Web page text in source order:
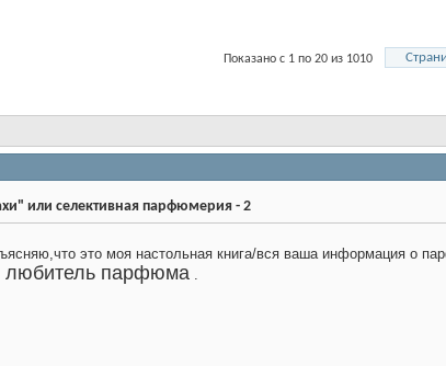
Показано с 1 по 20 из 1010
или селективная парфюмерия - 2
это моя настольная книга/вся ваша информация о
любитель парфюма .